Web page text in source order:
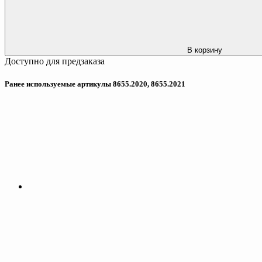
В корзину
Доступно для предзаказа
Ранее используемые артикулы 8655.2020, 8655.2021